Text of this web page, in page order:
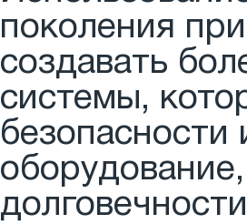
поколения
создавать
системы,
безопасности